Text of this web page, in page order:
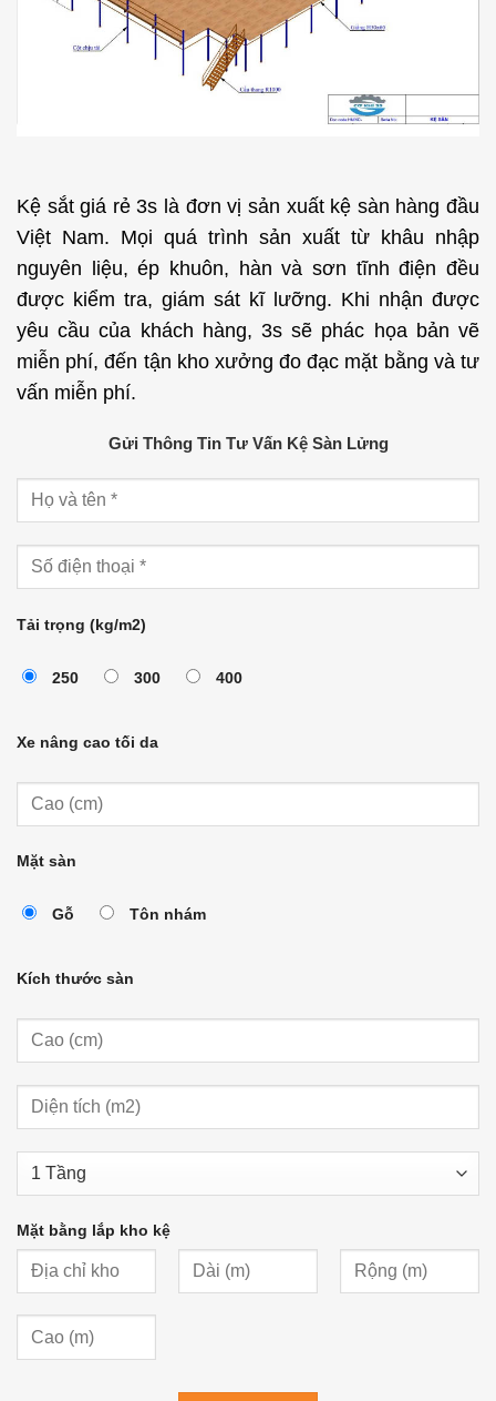
Kệ sắt giá rẻ 3s là đơn vị sản xuất kệ sàn hàng đầu
Việt Nam. Mọi quá trình sản xuất từ khâu nhập
nguyên liệu, ép khuôn, hàn và sơn tĩnh điện đều
được kiểm tra, giám sát kĩ lưỡng. Khi nhận được
yêu cầu của khách hàng, 3s sẽ phác họa bản vẽ
miễn phí, đến tận kho xưởng đo đạc mặt bằng và tư
vấn miễn phí.
Gửi Thông Tin Tư Vấn Kệ Sàn Lửng
Tải trọng (kg/m2)
250 300 400
Xe nâng cao tối da
Mặt sàn
Gỗ Tôn nhám
Kích thước sàn
Mặt bằng lắp kho kệ